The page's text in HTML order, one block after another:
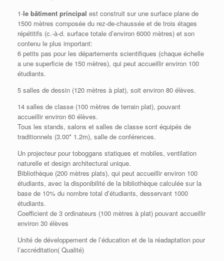
1-le bâtiment principal est construit sur une surface plane de
1500 mètres composée du rez-de-chaussée et de trois étages
répétitifs (c.-à-d. surface totale d’environ 6000 mètres) et son
contenu le plus important:
6 petits pas pour les départements scientifiques (chaque échelle
a une superficie de 150 mètres), qui peut accueillir environ 100
étudiants.
5 salles de dessin (120 mètres à plat), soit environ 80 élèves.
14 salles de classe (100 mètres de terrain plat), pouvant
accueillir environ 60 élèves.
Tous les stands, salons et salles de classe sont équipés de
traditionnels (3.00* 1.2m), salle de conférences.
Un projecteur pour toboggans statiques et mobiles, ventilation
naturelle et design architectural unique.
Bibliothèque (200 mètres plats), qui peut accueillir environ 100
étudiants, avec la disponibilité de la bibliothèque calculée sur la
base de 10% du nombre total d’étudiants, desservant 1000
étudiants.
Coefficient de 3 ordinateurs (100 mètres à plat) pouvant accueillir
environ 30 élèves
Unité de développement de l’éducation et de la réadaptation pour
l’accréditation( Qualité)